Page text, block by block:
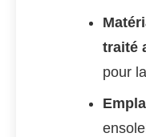
traité
pour